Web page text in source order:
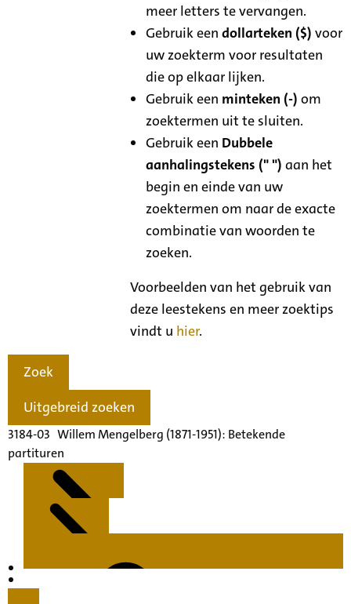
meer letters te vervangen.
Gebruik eendollarteken ($) voor
uw zoekterm voor resultaten
die op elkaar lijken.
Gebruik een minteken (-) om
zoektermen uit te sluiten.
Gebruik een Dubbele
aanhalingstekens (" ") aan het
begin en einde van uw
zoektermen om naar de exacte
combinatie van woorden te
zoeken.
Voorbeelden van het gebruik van
deze leestekens en meer zoektips
vindt u hier.
Zoek
Uitgebreid zoeken
3184-03 Willem Mengelberg (1871-1951): Betekende
partituren